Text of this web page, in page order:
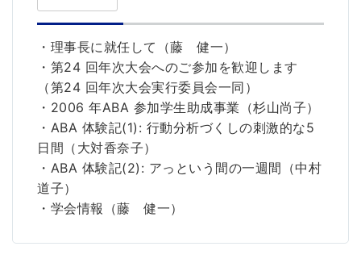
・理事長に就任して（藤 健一）
・第24 回年次大会へのご参加を歓迎します
（第24 回年次大会実行委員会一同）
・2006 年ABA 参加学生助成事業（杉山尚子）
・ABA 体験記(1): 行動分析づくしの刺激的な5
日間（大対香奈子）
・ABA 体験記(2): アっという間の一週間（中村
道子）
・学会情報（藤 健一）